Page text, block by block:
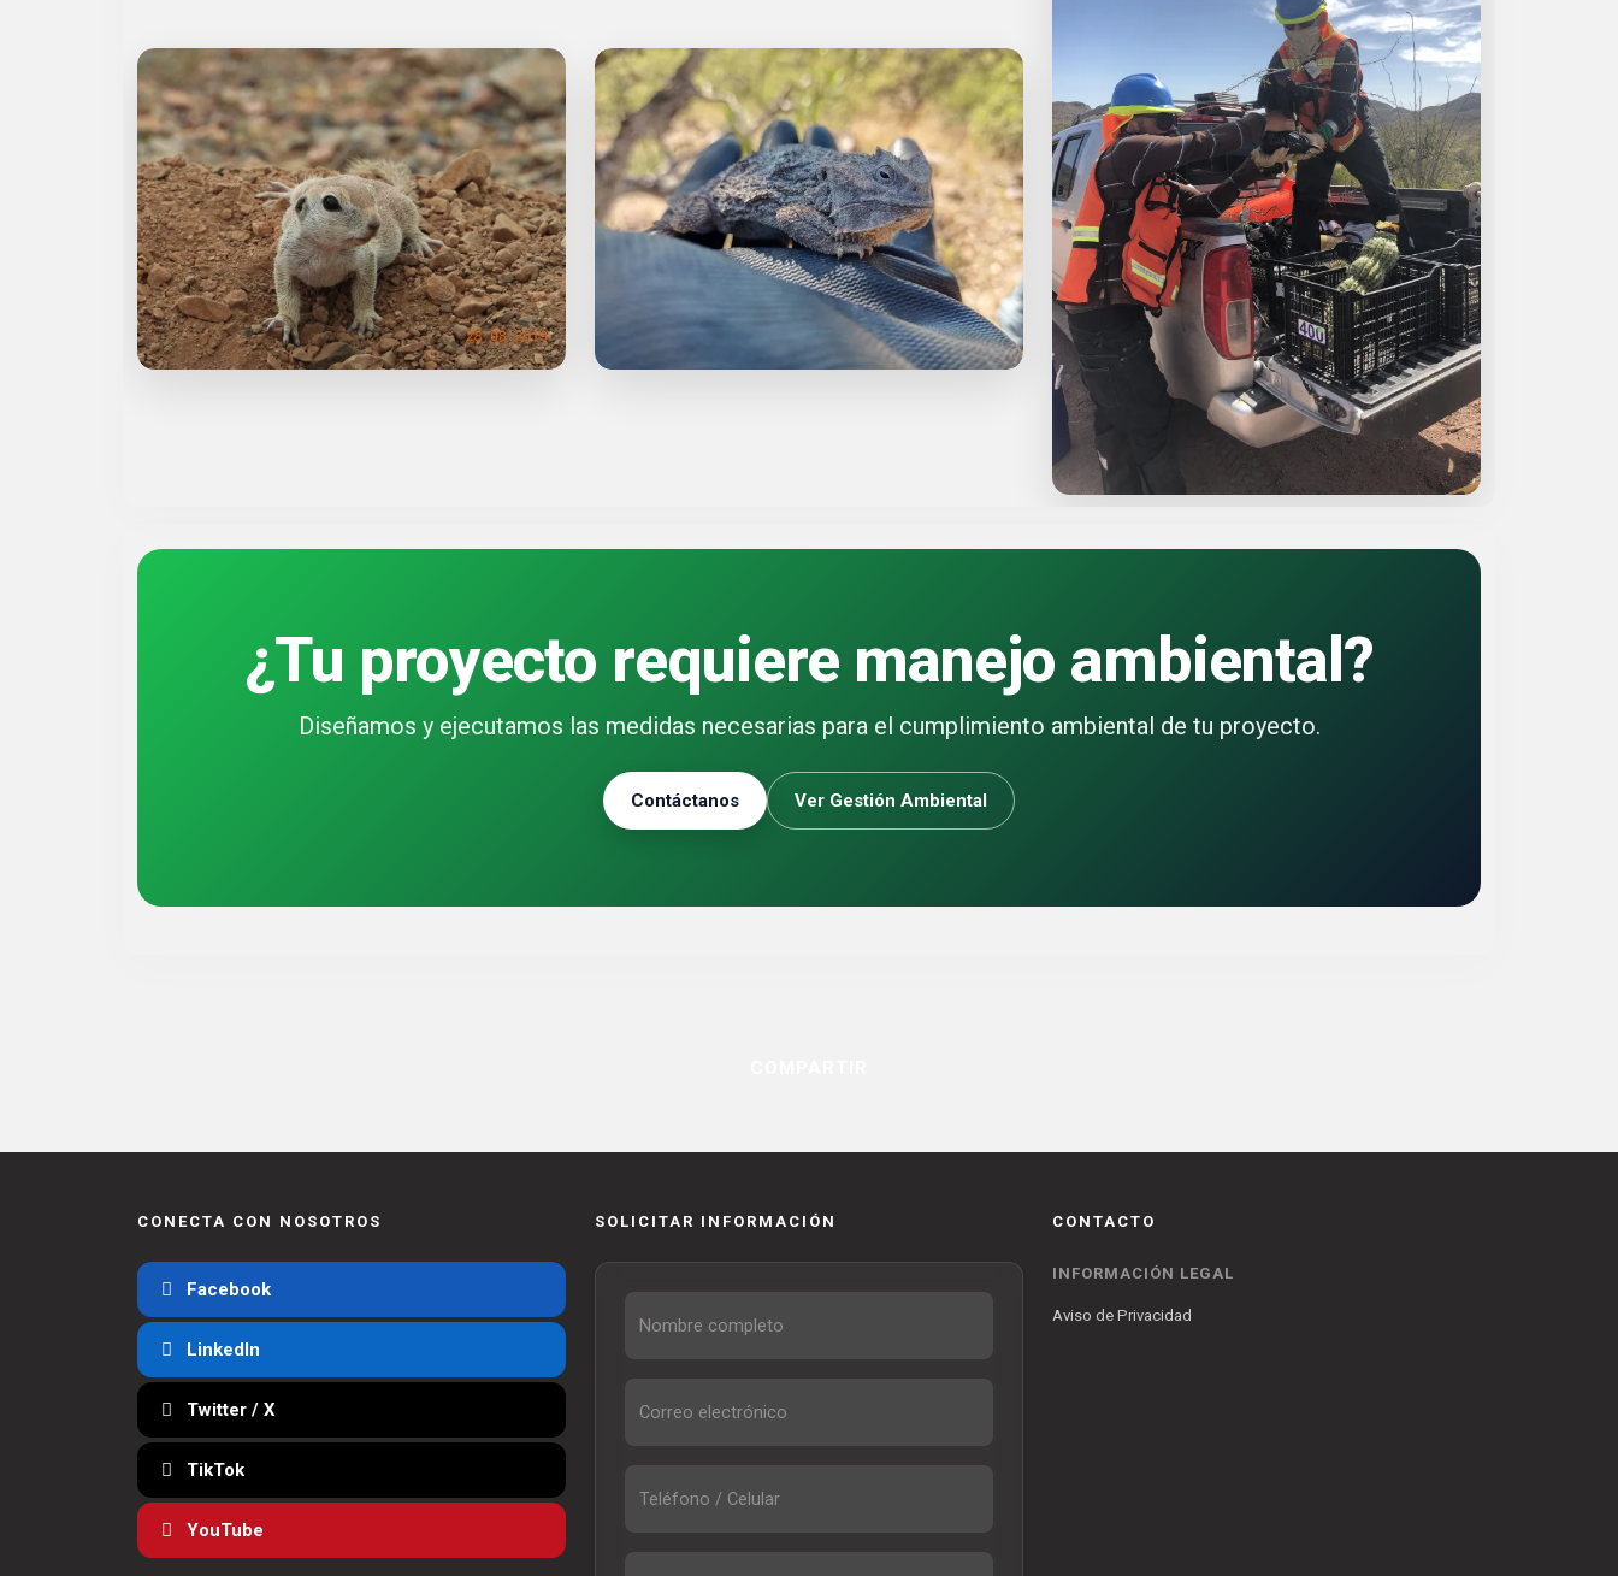
¿Tu proyecto requiere manejo ambiental?
Diseñamos y ejecutamos las medidas necesarias para el cumplimiento ambiental de tu proyecto.
Contáctanos Ver Gestión Ambiental
CONECTA CON NOSOTROS
Facebook
LinkedIn
Twitter / X
TikTok
YouTube
SOLICITAR INFORMACIÓN CONTACTO
INFORMACIÓN LEGAL
Aviso de Privacidad